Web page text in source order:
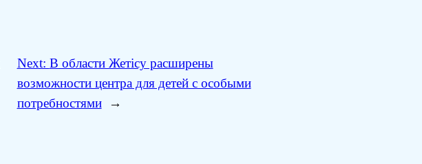
Next: В области Жетісу расширены
возможности центра для детей с особыми
потребностями
→